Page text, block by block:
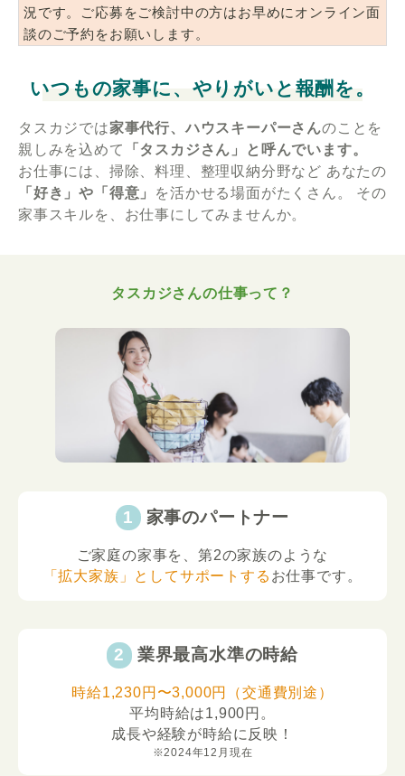
況です。ご応募をご検討中の方はお早めにオンライン面
談のご予約をお願いします。
いつもの家事に、やりがいと報酬を。
タスカジでは家事代行、ハウスキーパーさんのことを
親しみを込めて
「タスカジさん」と呼んでいます。
お仕事には、掃除、料理、整理収納分野など あなたの
「好き」や「得意」
を活かせる場面がたくさん。
その
家事スキルを、お仕事にしてみませんか。
タスカジさんの仕事って？
家事のパートナー
ご家庭の家事を、第2の家族のような
「拡大家族」としてサポートする お仕事です。
業界最高水準の時給
時給1,230円〜3,000円（交通費別途）
平均時給は1,900円。
成長や経験が時給に反映！
※2024年12月現在